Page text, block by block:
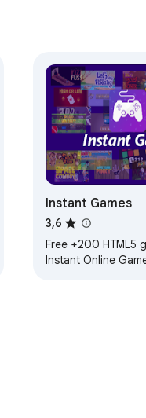
Instant Games
3,6
Free +200 HTML5
Instant Online